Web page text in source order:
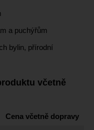
a puchýřům
bylin, přírodní
včetně
Cena včetně dopravy